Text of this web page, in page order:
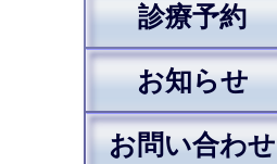
診療予約
お知らせ
お問い合わせ